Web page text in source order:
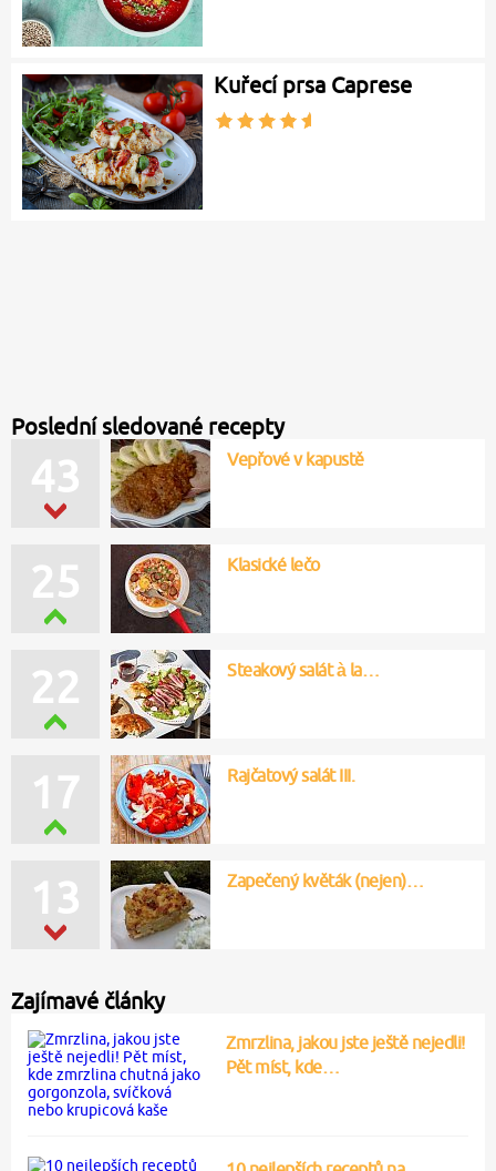
Kuřecí prsa Caprese
Poslední sledované recepty
43 Vepřové v kapustě
25 Klasické lečo
22 Steakový salát à la…
17 Rajčatový salát III.
13 Zapečený květák (nejen)…
Zajímavé články
Zmrzlina, jakou jste ještě nejedli!
Pět míst, kde…